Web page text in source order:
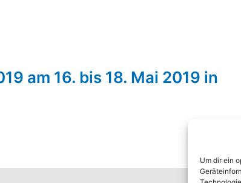
Um dir ein
am 16. bis 18. Mai 2019 in